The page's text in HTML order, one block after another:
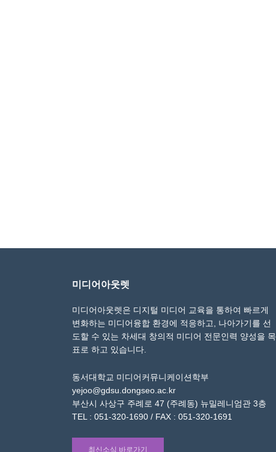
미디어아웃렛
미디어아웃렛은 디지털 미디어 교육을 통하여 빠르게
변화하는 미디어융합 환경에 적응하고, 나아가기를 선
도할 수 있는 차세대 창의적 미디어 전문인력 양성을 목
표로 하고 있습니다.
동서대학교 미디어커뮤니케이션학부
yejoo@gdsu.dongseo.ac.kr
부산시 사상구 주례로 47 (주례동) 뉴밀레니엄관 3층
TEL : 051-320-1690 / FAX : 051-320-1691
최신소식 바로가기